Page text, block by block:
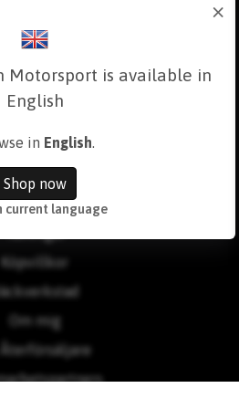
Kontakt
Köpvillkor
Om mig
Återförsäljare
×
Motorsport is available in
English
in English.
Shop now
current language